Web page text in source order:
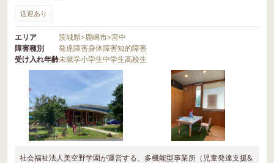
送迎あり
エリア 茨城県>鹿嶋市>宮中
障害種別
発達障害身体障害知的障害
受け入れ年齢未就学小学生中学生高校生
社会福祉法人美空野学園が運営する、多機能型事業所（児童発達支援&